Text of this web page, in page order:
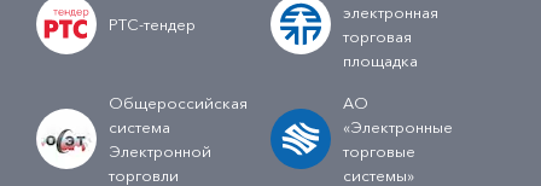
РТС-тендер
электронная
торговая
площадка
Общероссийская
система
Электронной
торговли
АО
«Электронные
торговые
системы»